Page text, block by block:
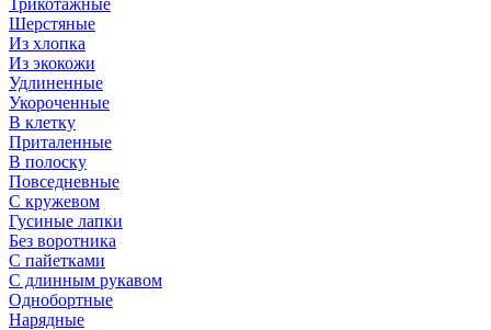
Шерстяные
Из хлопка
Из экокожи
Удлиненные
Укороченные
В клетку
Приталенные
В полоску
Повседневные
С кружевом
Гусиные лапки
Без воротника
С пайетками
С длинным рукавом
Однобортные
Нарядные